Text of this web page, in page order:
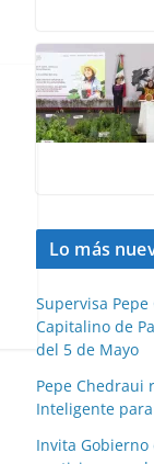
Lo más
Supervisa
Capitalino de
del 5 de Mayo
Pepe Chedraui
Inteligente
Invita Gobierno